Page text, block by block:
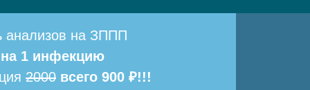
анализов на ЗППП
на 1 инфекцию
2000 всего 900 ₽!!!